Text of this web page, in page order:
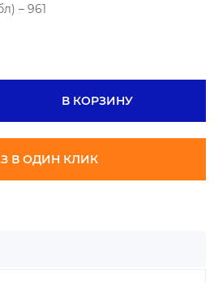
– 961
В КОРЗИНУ
В ОДИН КЛИК